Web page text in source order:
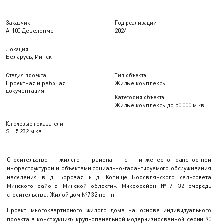
Заказчик
А-100 Девелопмент
Год реализации
2024
Локация
Беларусь, Минск
Стадия проекта
Проектная и рабочая
документация
Тип объекта
Жилые комплексы
Категория объекта
Жилые комплексы до 50 000 м.кв
Ключевые показатели
S = 5 232 м.кв.
Строительство жилого района с инженерно-транспортной
инфраструктурой и объектами социально-гарантируемого обслуживания
населения в д. Боровая и д. Копище Боровлянского сельсовета
Минского района Минской области». Микрорайон №7. 32 очередь
строительства. Жилой дом №7.32 по г.п.
Проект многоквартирного жилого дома на основе индивидуального
проекта в конструкциях крупнопанельной модернизированной серии 90